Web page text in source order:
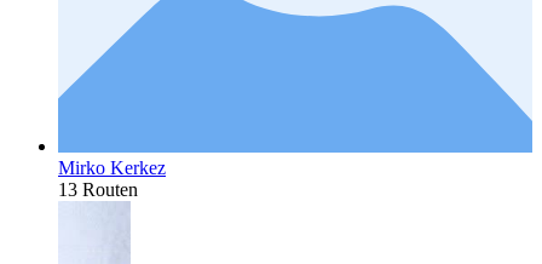
Mirko Kerkez
13 Routen